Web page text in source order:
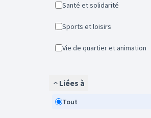
Santé et solidarité
Sports et loisirs
Vie de quartier et animation
Liées à
Tout